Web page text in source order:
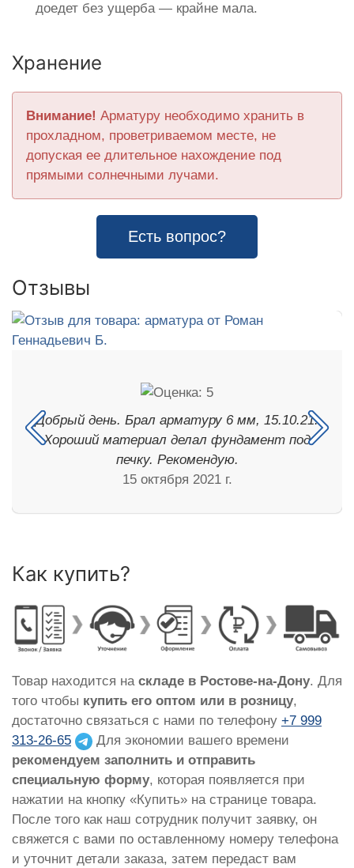
доедет без ущерба — крайне мала.
Хранение
Внимание! Арматуру необходимо хранить в
прохладном, проветриваемом месте, не
допуская ее длительное нахождение под
прямыми солнечными лучами.
Есть вопрос?
Отзывы
Добрый день. Брал арматуру 6 мм, 15.10.21.
Хороший материал делал фундамент под
печку. Рекомендую.
15 октября 2021 г.
Как купить?
Товар находится на складе в Ростове-на-Дону. Для
того чтобы купить его оптом или в розницу,
достаточно связаться с нами по телефону +7 999
313-26-65
Для экономии вашего времени
рекомендуем заполнить и отправить
специальную форму, которая появляется при
нажатии на кнопку «Купить» на странице товара.
После того как наш сотрудник получит заявку, он
свяжется с вами по оставленному номеру телефона
и уточнит детали заказа, затем передаст вам